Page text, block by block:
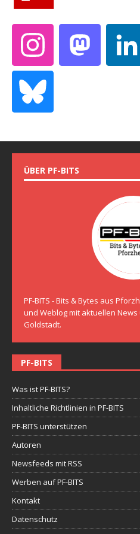
ÜBER PF-BITS
PF-BITS - Bits & Bytes aus
und Weblog mit aktuellen
Goldstadt.
PF-BITS
Was ist PF-BITS?
Inhaltliche Richtlinien in PF-BITS
PF-BITS unterstützen
Autoren
Newsfeeds mit RSS
Werben auf PF-BITS
Kontakt
Datenschutz